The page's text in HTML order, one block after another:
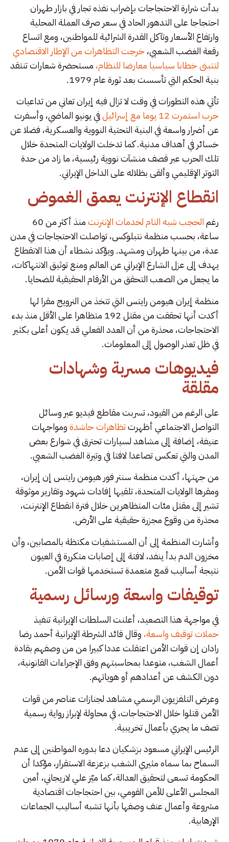
بدأت شرارة الاحتجاجات بإضراب نفذه تجار في بازار طهران
احتجاجا على التدهور الحاد في سعر صرف العملة المحلية
وارتفاع الأسعار وتآكل القدرة الشرائية للمواطنين، ومع اتساع
رقعة الغضب الشعبي،خرجت التظاهرات من الإطار الاقتصادي
لتتبنى خطابا سياسيا معارضا للنظام، مستحضرة شعارات تنتقد
بنية الحكم التي تأسست بعد ثورة عام 1979.
تأتي هذه التطورات في وقت لا تزال فيه إيران تعاني من تداعيات
حرب استمرت 12 يوما مع إسرائيل
في يونيو الماضي، وأسفرت
عن أضرار واسعة في البنية التحتية النووية والعسكرية، فضلا عن
خسائر في أهداف مدنية. كما تدخلت الولايات المتحدة خلال
تلك الحرب عبر قصف منشآت نووية رئيسية، ما زاد من حدة
التوتر الإقليمي وألقى بظلاله على الداخل الإيراني.
انقطاع الإنترنت يعمق الغموض
رغمالحجب شبه التام لخدمات الإنترنت
منذ أكثر من 60
ساعة، بحسب منظمة نتبلوكس، تواصلت الاحتجاجات في مدن
عدة، من بينها طهران ومشهد. ويؤكد نشطاء أن هذا الانقطاع
يهدف إلى عزل الشارع الإيراني عن العالم ومنع توثيق الانتهاكات،
ما يجعل من الصعب التحقق من الأرقام الحقيقية للضحايا.
منظمة إيران هيومن رايتس التي تتخذ من النرويج مقرا لها
أكدت أنها تحققت من مقتل 192 متظاهرا على الأقل منذ بدء
الاحتجاجات، محذرة من أن العدد الفعلي قد يكون أعلى بكثير
في ظل تعذر الوصول إلى المعلومات.
فيديوهات مسربة وشهادات
مقلقة
على الرغم من القيود، تسربت مقاطع فيديو عبر وسائل
التواصل الاجتماعي أظهرتتظاهرات حاشدةومواجهات
عنيفة، إضافة إلى مشاهد لسيارات تحترق في شوارع بعض
المدن والتي تعكس تصاعدا لافتا في وتيرة الغضب الشعبي.
من جهتها، أكدت منظمة سنتر فور هيومن رايتس إن إيران،
ومقرها الولايات المتحدة، تلقيها إفادات شهود وتقارير موثوقة
تشير إلى مقتل مئات المتظاهرين خلال فترة انقطاع الإنترنت،
محذرة من وقوع مجزرة حقيقية على الأرض.
وأشارت المنظمة إلى أن المستشفيات مكتظة بالمصابين، وأن
مخزون الدم بدأ ينفد، لافتة إلى إصابات متكررة في العيون
نتيجة أساليب قمع متعمدة تستخدمها قوات الأمن.
توقيفات واسعة ورسائل رسمية
في مواجهة هذا التصعيد، أعلنت السلطات الإيرانية تنفيذ
حملات توقيف واسعة، وقال قائد الشرطة الإيرانية أحمد رضا
رادان إن قوات الأمن اعتقلت عددا كبيرا من من وصفهم بقادة
أعمال الشغب، متوعدا بمحاسبتهم وفق الإجراءات القانونية،
دون الكشف عن أعدادهم أو هوياتهم.
وعرض التلفزيون الرسمي مشاهد لجنازات عناصر من قوات
الأمن قتلوا خلال الاحتجاجات، في محاولة لإبراز رواية رسمية
تصف ما يجري بأعمال تخريبية.
الرئيس الإيراني مسعود بزشكيان دعا بدوره المواطنين إلى عدم
السماح بما سماه مثيري الشغب بزعزعة الاستقرار، مؤكدا أن
الحكومة تسعى لتحقيق العدالة، كما ميّز علي لاريجاني، أمين
المجلس الأعلى للأمن القومي، بين احتجاجات اقتصادية
مشروعة وأعمال عنف وصفها بأنها تشبه أساليب الجماعات
الإرهابية.